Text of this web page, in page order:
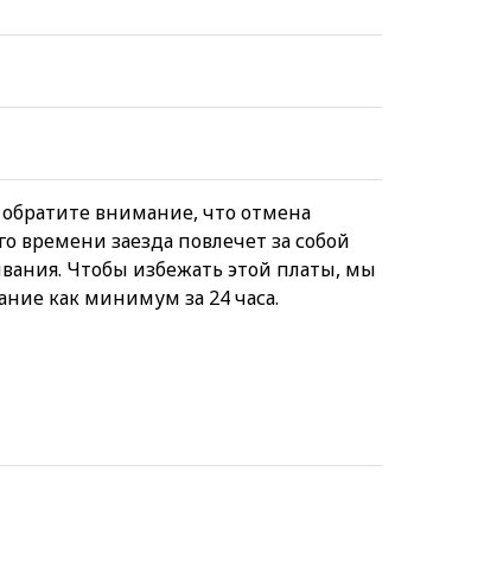
внимание, что отмена
времени заезда повлечет за собой
Чтобы избежать этой платы, мы
как минимум за 24 часа.